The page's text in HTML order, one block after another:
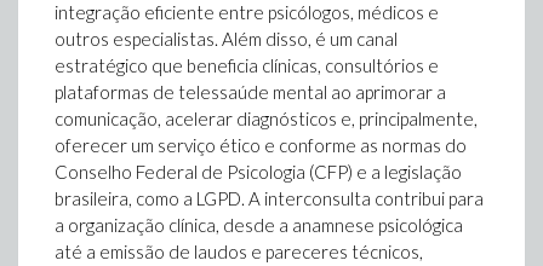
integração eficiente entre psicólogos, médicos e
outros especialistas. Além disso, é um canal
estratégico que beneficia clínicas, consultórios e
plataformas de telessaúde mental ao aprimorar a
comunicação, acelerar diagnósticos e, principalmente,
oferecer um serviço ético e conforme as normas do
Conselho Federal de Psicologia (CFP) e a legislação
brasileira, como a LGPD. A interconsulta contribui para
a organização clínica, desde a anamnese psicológica
até a emissão de laudos e pareceres técnicos,